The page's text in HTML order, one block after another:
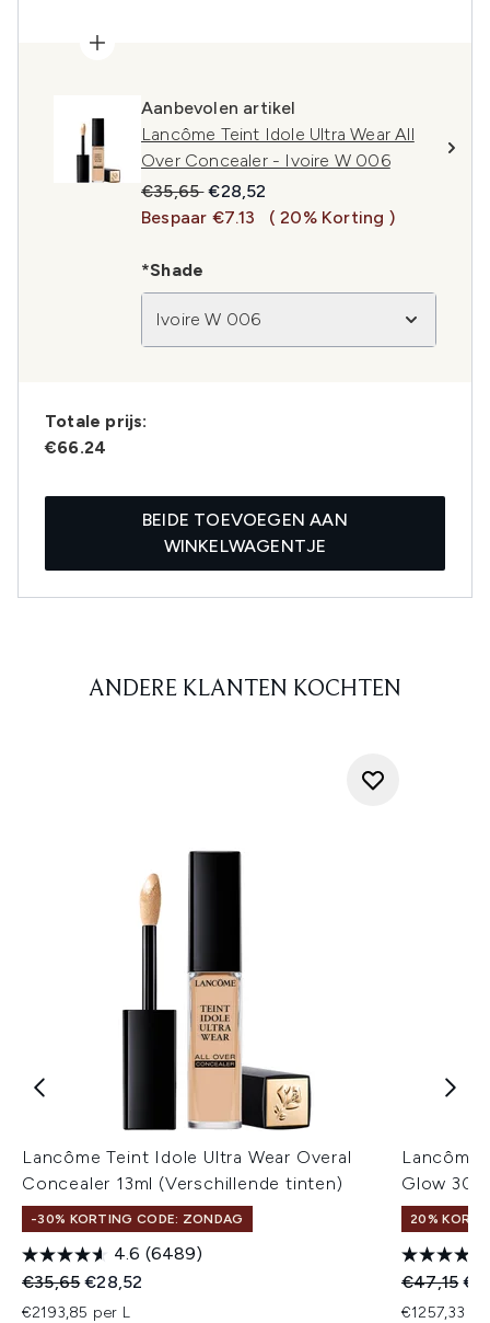
Aanbevolen artikel
Lancôme Teint Idole Ultra Wear All
Over Concealer - Ivoire W 006
Recommended Retail Price:
€35,65Huidige prijs:
€28,52
Bespaar €7.13
( 20% Korting )
*Shade
Ivoire W 006
Totale prijs:
€66.24
BEIDE TOEVOEGEN AAN
WINKELWAGENTJE
ANDERE KLANTEN KOCHTEN
Lancôme Teint Idole Ultra Wear Overal
Concealer 13ml (Verschillende tinten)
-30% KORTING CODE: ZONDAG
4.6 (6489)
Recommended Retail Price:
€35,65Huidige prijs:
€28,52
€2193,85 per L
Lancôme
Glow 30
20%
€47,15
€1257,33